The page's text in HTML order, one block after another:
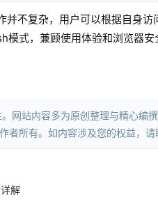
不复杂，用户可以根据自身
式，兼顾使用体验和浏览器
网站内容多为原创整理与精心编
所有。如内容涉及您的权益，请
解